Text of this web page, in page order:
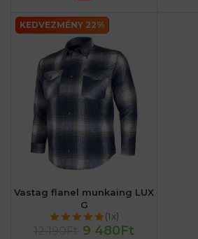
KEDVEZMÉNY 22%
Vastag flanel munkaing LUX
G
(1x)
9 480Ft